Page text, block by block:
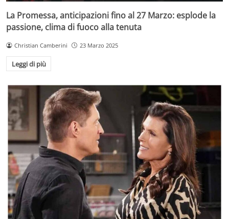
La Promessa, anticipazioni fino al 27 Marzo: esplode la
passione, clima di fuoco alla tenuta
Christian Camberini 23 Marzo 2025
Leggi di più